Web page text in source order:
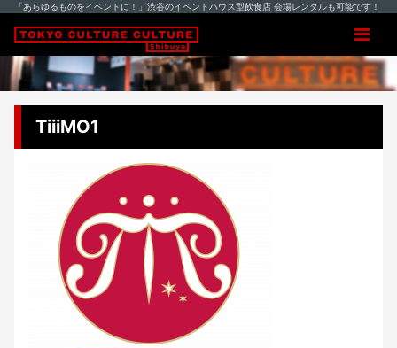
「あらゆるものをイベントに！」渋谷のイベントハウス型飲食店 会場レンタルも可能です！
TiiiMO1